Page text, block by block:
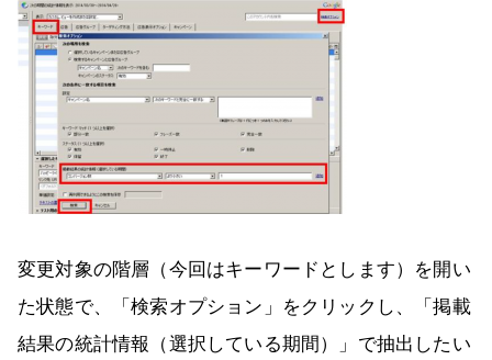
変更対象の階層（今回はキーワードとします）を開い
た状態で、「検索オプション」をクリックし、「掲載
結果の統計情報（選択している期間）」で抽出したい